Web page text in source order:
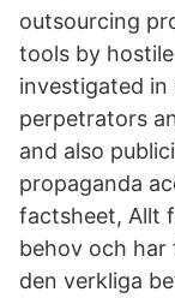
outsourcing
tools by
investigated
perpetrators
and also
propaganda
factsheet, Allt
behov och har
den verkliga